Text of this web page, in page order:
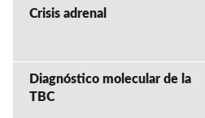
Crisis adrenal
Diagnóstico molecular de la
TBC